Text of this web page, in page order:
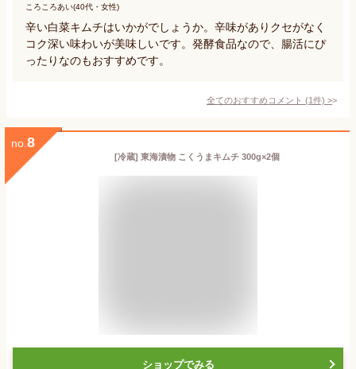
ころころあい(40代・女性)
辛い白菜キムチはいかがでしょうか。辛味がありクセがなく
コク深い味わいが美味しいです。発酵食品なので、腸活にぴ
ったりなのもおすすめです。
全てのおすすめコメント (1件) >
no. 8
[冷蔵] 東海漬物 こくうまキムチ 300g×2個
ショップでみる